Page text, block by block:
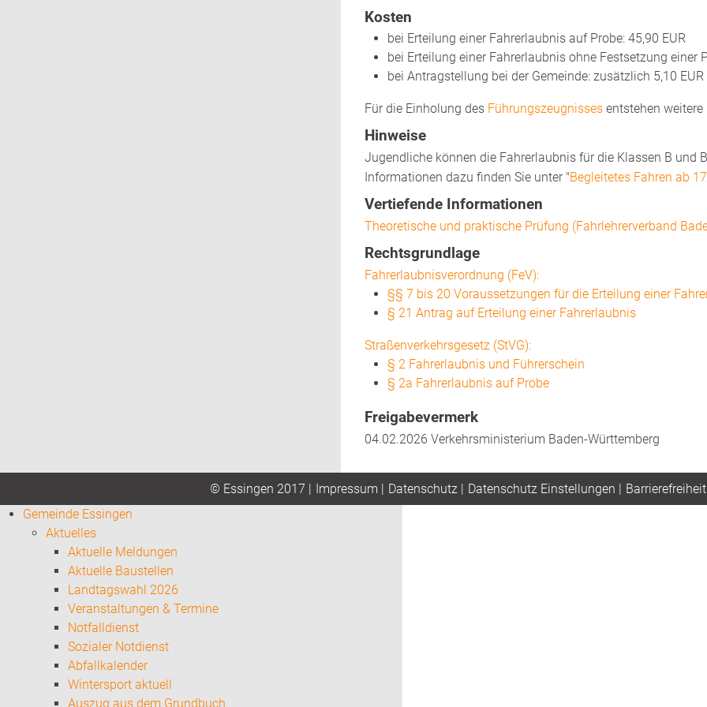
Kosten
bei Erteilung einer Fahrerlaubnis auf Probe: 45,90 EUR
bei Erteilung einer Fahrerlaubnis ohne Festsetzung einer
bei Antragstellung bei der Gemeinde: zusätzlich 5,10 EUR
Für die Einholung des Führungszeugnisses entstehen weitere
Hinweise
Jugendliche können die Fahrerlaubnis für die Klassen B und
Informationen dazu finden Sie unter "Begleitetes Fahren ab 17
Vertiefende Informationen
Theoretische und praktische Prüfung (Fahrlehrerverband
Rechtsgrundlage
Fahrerlaubnisverordnung (FeV):
§§ 7 bis 20 Voraussetzungen für die Erteilung einer
§ 21 Antrag auf Erteilung einer Fahrerlaubnis
Straßenverkehrsgesetz (StVG):
§ 2 Fahrerlaubnis und Führerschein
§ 2a Fahrerlaubnis auf Probe
Freigabevermerk
04.02.2026 Verkehrsministerium Baden-Württemberg
© Essingen 2017 | Impressum | Datenschutz | Datenschutz Einstellungen | Barrierefreiheit
Gemeinde Essingen
Aktuelles
Aktuelle Meldungen
Aktuelle Baustellen
Landtagswahl 2026
Veranstaltungen & Termine
Notfalldienst
Sozialer Notdienst
Abfallkalender
Wintersport aktuell
Auszug aus dem Grundbuch